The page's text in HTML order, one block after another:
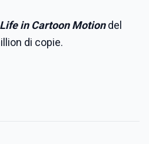
Life in Cartoon Motiondel
di copie.